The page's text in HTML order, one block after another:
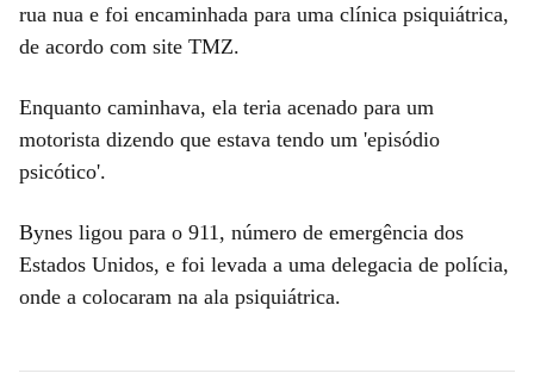
rua nua e foi encaminhada para uma clínica psiquiátrica,
de acordo com site TMZ.
Enquanto caminhava, ela teria acenado para um
motorista dizendo que estava tendo um 'episódio
psicótico'.
Bynes ligou para o 911, número de emergência dos
Estados Unidos, e foi levada a uma delegacia de polícia,
onde a colocaram na ala psiquiátrica.